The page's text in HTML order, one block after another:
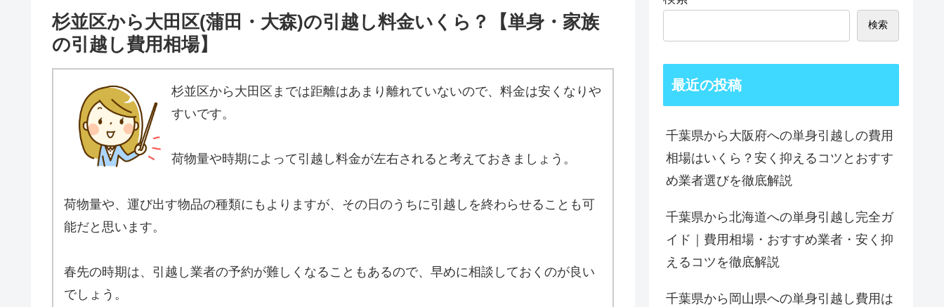
杉並区から大田区(蒲田・大森)の引越し料金いくら？【単身・家族
の引越し費用相場】
杉並区から大田区までは距離はあまり離れていないので、料金は安くなりや
すいです。
荷物量や時期によって引越し料金が左右されると考えておきましょう。
荷物量や、運び出す物品の種類にもよりますが、その日のうちに引越しを終わらせることも可
能だと思います。
春先の時期は、引越し業者の予約が難しくなることもあるので、早めに相談しておくのが良い
でしょう。
検索
最近の投稿
千葉県から大阪府への単身引越しの費用
相場はいくら？安く抑えるコツとおすす
め業者選びを徹底解説
千葉県から北海道への単身引越し完全ガ
イド｜費用相場・おすすめ業者・安く抑
えるコツを徹底解説
千葉県から岡山県への単身引越し費用は